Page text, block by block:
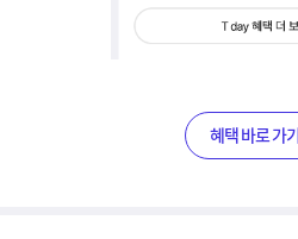
혜택 바로 가기